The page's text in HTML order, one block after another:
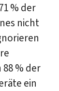
% der
nicht
% der
ein